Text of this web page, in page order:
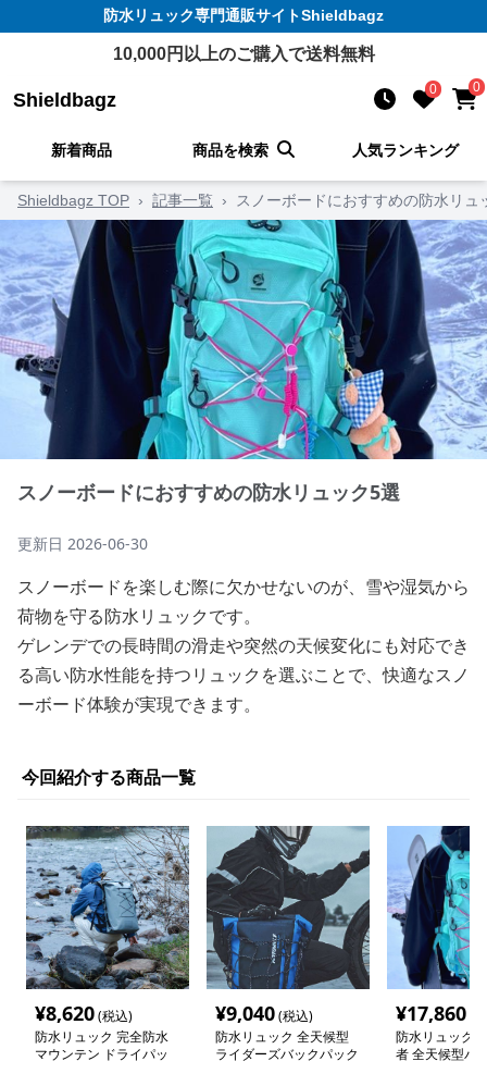
防水リュック専門通販サイトShieldbagz
10,000円以上のご購入で送料無料
Shieldbagz 0 0
新着商品 商品を検索 人気ランキング
Shieldbagz TOP › 記事一覧 › スノーボードにおすすめの防水リュ
スノーボードにおすすめの防水リュック5選
更新日 2026-06-30
スノーボードを楽しむ際に欠かせないのが、雪や湿気から
荷物を守る防水リュックです。
ゲレンデでの長時間の滑走や突然の天候変化にも対応でき
る高い防水性能を持つリュックを選ぶことで、快適なスノ
ーボード体験が実現できます。
今回紹介する商品一覧
¥8,620(税込)
防水リュック 完全防水
マウンテン ドライパッ
¥9,040(税込)
防水リュック 全天候型
ライダーズバックパック
¥17,860
防水リュック
者 全天候型バ